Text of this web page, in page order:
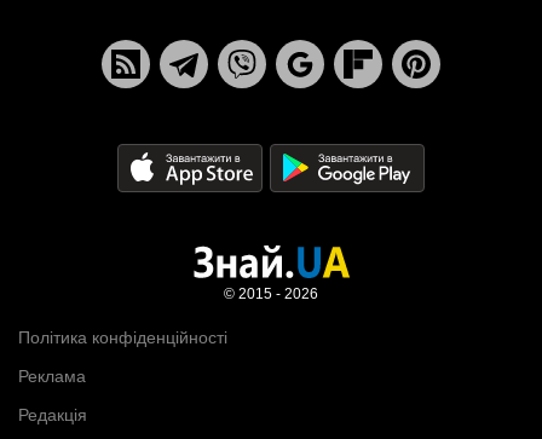
Політика конфіденційності
Реклама
Редакція
© 2015 - 2026